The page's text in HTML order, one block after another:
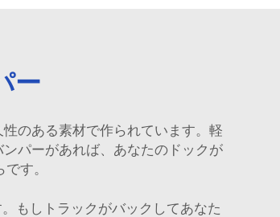
ー
のある素材で作られています。軽
パーがあれば、あなたのドックが
す。
もしトラックがバックしてあなた